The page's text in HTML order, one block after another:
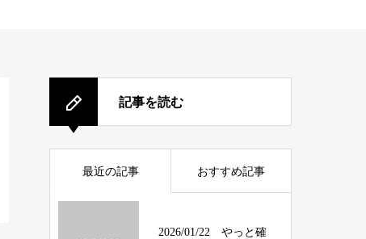
記事を読む
最近の記事 おすすめ記事
2026/01/22 やっと確